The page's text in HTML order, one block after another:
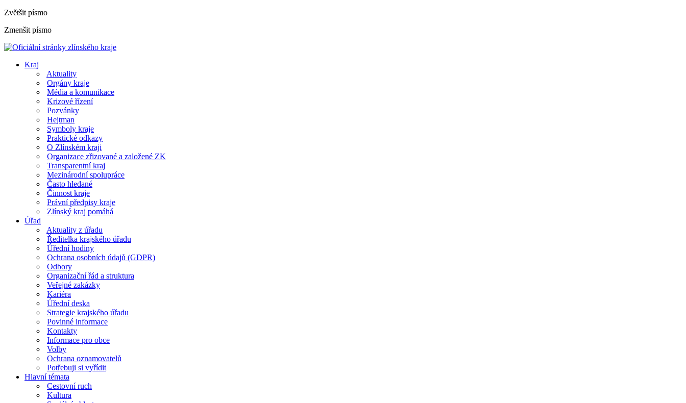
Zvětšit písmo
Zmenšit písmo
Kraj
Aktuality
Orgány kraje
Média a komunikace
Krizové řízení
Pozvánky
Hejtman
Symboly kraje
Praktické odkazy
O Zlínském kraji
Organizace zřizované a založené ZK
Transparentní kraj
Mezinárodní spolupráce
Často hledané
Činnost kraje
Právní předpisy kraje
Zlínský kraj pomáhá
Úřad
Aktuality z úřadu
Ředitelka krajského úřadu
Úřední hodiny
Ochrana osobních údajů (GDPR)
Odbory
Organizační řád a struktura
Veřejné zakázky
Kariéra
Úřední deska
Strategie krajského úřadu
Povinné informace
Kontakty
Informace pro obce
Volby
Ochrana oznamovatelů
Potřebuji si vyřídit
Hlavní témata
Cestovní ruch
Kultura